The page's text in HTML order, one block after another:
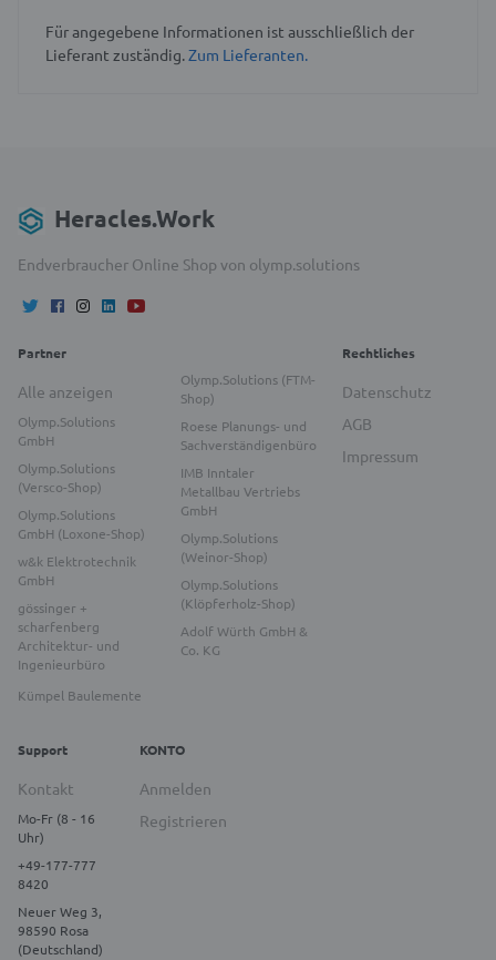
Für angegebene Informationen ist ausschließlich der
Lieferant zuständig.Zum Lieferanten.
Heracles.Work
Endverbraucher Online Shop von olymp.solutions
Partner
Alle anzeigen
Olymp.Solutions
GmbH
Olymp.Solutions
(Versco-Shop)
Olymp.Solutions
GmbH (Loxone-Shop)
w&k Elektrotechnik
GmbH
gössinger +
scharfenberg
Architektur- und
Ingenieurbüro
Kümpel Baulemente
Olymp.Solutions (FTM-
Shop)
Roese Planungs- und
Sachverständigenbüro
IMB Inntaler
Metallbau Vertriebs
GmbH
Olymp.Solutions
(Weinor-Shop)
Olymp.Solutions
(Klöpferholz-Shop)
Adolf Würth GmbH &
Co. KG
Rechtliches
Datenschutz
AGB
Impressum
Support
Kontakt
Mo-Fr (8 - 16
Uhr)
+49-177-777
8420
Neuer Weg 3,
98590 Rosa
(Deutschland)
KONTO
Anmelden
Registrieren